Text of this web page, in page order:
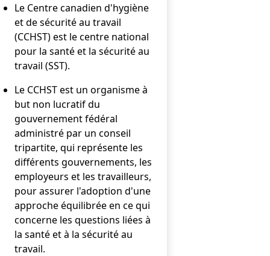
Le Centre canadien d'hygiène
et de sécurité au travail
(CCHST) est le centre national
pour la santé et la sécurité au
travail (SST).
Le CCHST est un organisme à
but non lucratif du
gouvernement fédéral
administré par un conseil
tripartite, qui représente les
différents gouvernements, les
employeurs et les travailleurs,
pour assurer l'adoption d'une
approche équilibrée en ce qui
concerne les questions liées à
la santé et à la sécurité au
travail.